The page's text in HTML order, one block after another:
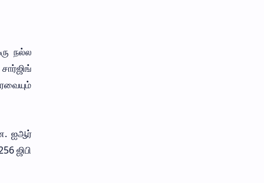
நல்ல
ஐஆர்
ஜிபி